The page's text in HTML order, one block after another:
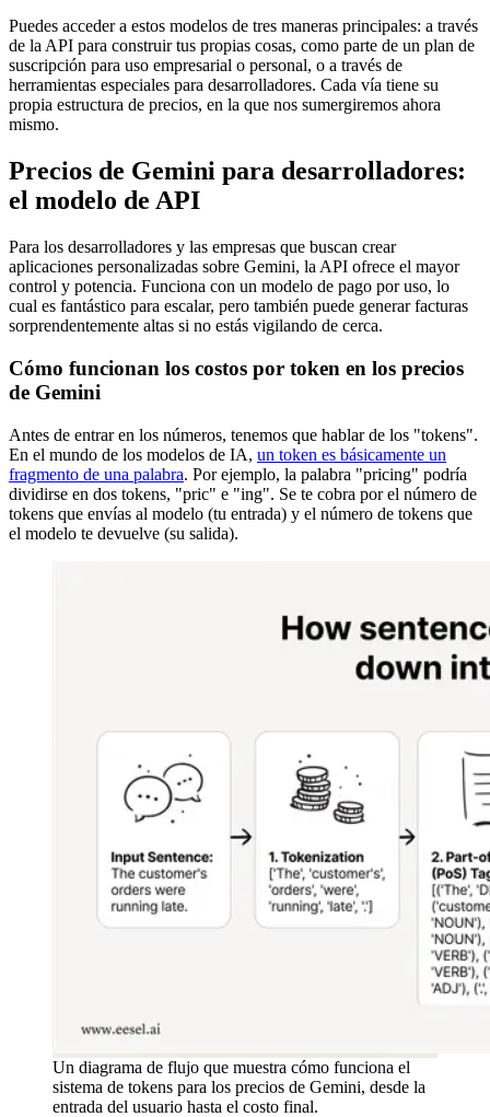
Puedes acceder a estos modelos de tres maneras principales: a través
de la API para construir tus propias cosas, como parte de un plan de
suscripción para uso empresarial o personal, o a través de
herramientas especiales para desarrolladores. Cada vía tiene su
propia estructura de precios, en la que nos sumergiremos ahora
mismo.
Precios de Gemini para desarrolladores:
el modelo de API
Para los desarrolladores y las empresas que buscan crear
aplicaciones personalizadas sobre Gemini, la API ofrece el mayor
control y potencia. Funciona con un modelo de pago por uso, lo
cual es fantástico para escalar, pero también puede generar facturas
sorprendentemente altas si no estás vigilando de cerca.
Cómo funcionan los costos por token en los precios
de Gemini
Antes de entrar en los números, tenemos que hablar de los "tokens".
En el mundo de los modelos de IA, un token es básicamente un
fragmento de una palabra. Por ejemplo, la palabra "pricing" podría
dividirse en dos tokens, "pric" e "ing". Se te cobra por el número de
tokens que envías al modelo (tu entrada) y el número de tokens que
el modelo te devuelve (su salida).
Un diagrama de flujo que muestra cómo funciona el
sistema de tokens para los precios de Gemini, desde la
entrada del usuario hasta el costo final.